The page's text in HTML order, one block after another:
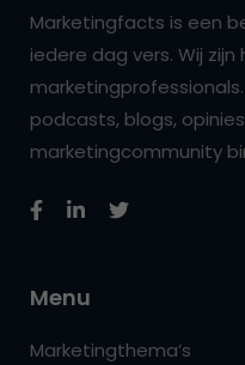
Marketingfacts is een
iedere dag vers. Wij
podcasts, blogs,
marketingcommunity
Menu
Marketingthema’s